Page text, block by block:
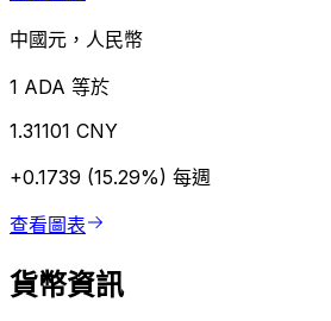
中國元，人民幣
1 ADA 等於
1.31101 CNY
+0.1739 (15.29%) 每週
查看圖表
貨幣資訊